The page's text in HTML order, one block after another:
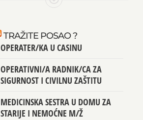
TRAŽITE POSAO ?
OPERATER/KA U CASINU
OPERATIVNI/A RADNIK/CA ZA
SIGURNOST I CIVILNU ZAŠTITU
MEDICINSKA SESTRA U DOMU ZA
STARIJE I NEMOĆNE M/Ž